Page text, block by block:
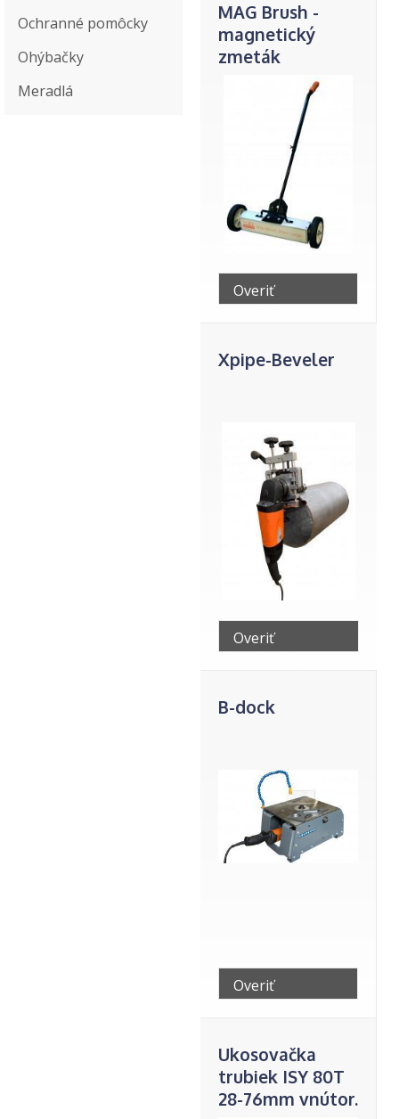
Ochranné pomôcky
Ohýbačky
Meradlá
MAG Brush -
magnetický
zmeták
Overiť
telefonicky
Xpipe-Beveler
Overiť
telefonicky
B-dock
Overiť
telefonicky
Ukosovačka
trubiek ISY 80T
28-76mm vnútor.